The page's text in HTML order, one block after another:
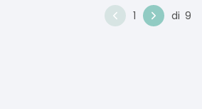
1 di 9